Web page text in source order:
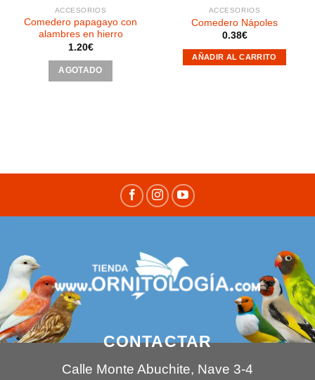
ACCESORIOS
Comedero papagayo con
alambres en hierro
1.20€
AGOTADO
ACCESORIOS
Comedero Nápoles
0.38€
AÑADIR AL CARRITO
CONTACTAR
Calle Monte Abuchite, Nave 3-4